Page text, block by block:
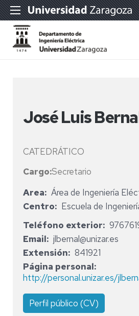
José Luis
CATEDRÁTICO
Cargo:Secretario
Area
Área de Ingeniería
Centro
Escuela de
Teléfono exterior
Email
jlbernal@unizar.es
Extensión
841921
Página personal
http://personal.unizar.es/
Perfil público (CV)